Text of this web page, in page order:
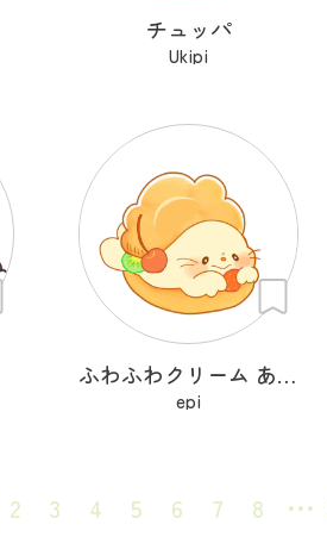
チュッパ
Ukipi
ふわふわクリーム あざらシュー
epi
2 3 4 5 6 7 8